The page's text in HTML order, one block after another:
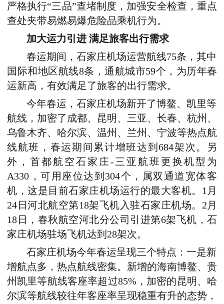
严格执行“三品”查堵制度，加强安全检查，重点
查处夹带易燃易爆危险品乘机行为。
加大运力引进 满足旅客出行需求
春运期间，石家庄机场运营航线75条，其中
国际和地区航线8条，通航城市59个，为历年春
运新高，有效满足了旅客的出行需求。
今年春运，石家庄机场新开了博鳌、凯里等
航线，加密了成都、昆明、三亚、长春、杭州、
乌鲁木齐、哈尔滨、温州、兰州、宁波等热点航
线航班，春运期间累计增班达到684架次。另
外，首都航空石家庄-三亚航班更换机型为
A330，可用座位达到304个，属双通道宽体客
机，这是目前石家庄机场运行的最大客机。1月
24日河北航空第18架飞机入驻石家庄机场。2月
18日，春秋航空河北分公司引进第6架飞机，石
家庄机场驻场飞机达到28架次。
石家庄机场今年春运呈现三个特点：一是新
增航点多，热点航线密集。新增的海南博鳌、贵
州凯里等航线客座率超过85%，加密的昆明、哈
尔滨等航线较往年客座率呈现稳重有升的态势，